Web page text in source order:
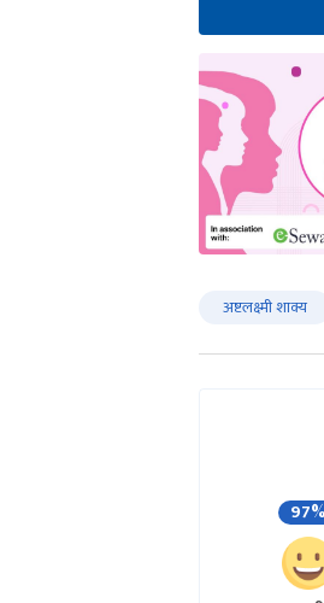
अष्टलक्ष्मी शाक्य
97%